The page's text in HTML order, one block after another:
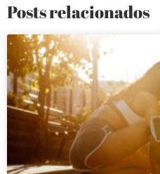
Posts relacionados